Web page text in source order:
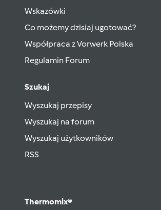
Wskazówki
Co możemy dzisiaj ugotować?
Współpraca z Vorwerk Polska
Regulamin Forum
Szukaj
Wyszukaj przepisy
Wyszukaj na forum
Wyszukaj użytkowników
RSS
Thermomix®